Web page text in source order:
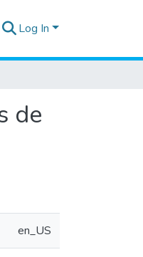
Log In
de
en_US